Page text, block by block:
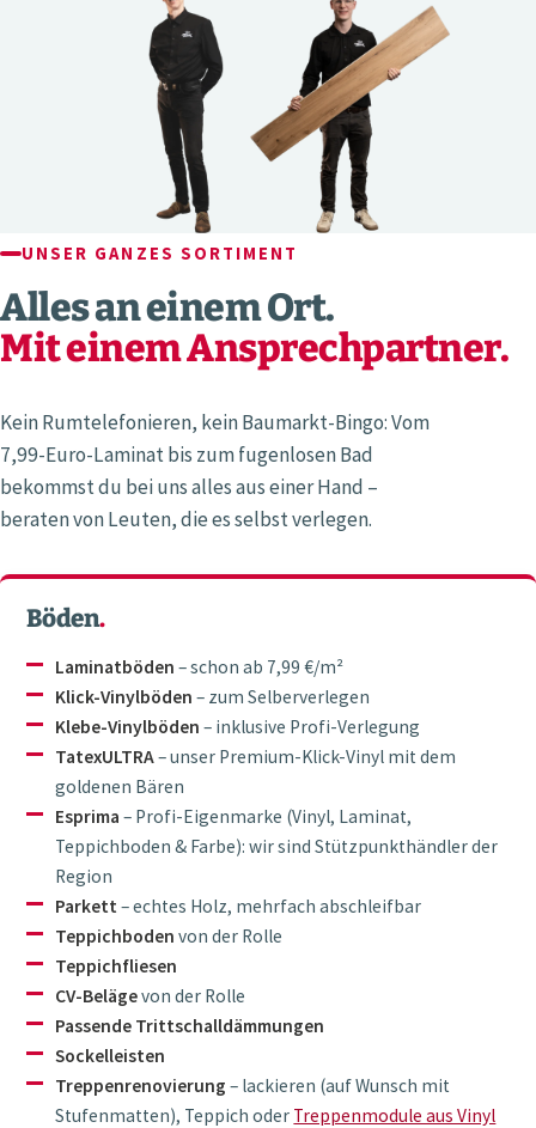
UNSER GANZES SORTIMENT
Alles an einem Ort.
Mit einem Ansprechpartner.
Kein Rumtelefonieren, kein Baumarkt-Bingo: Vom
7,99-Euro-Laminat bis zum fugenlosen Bad
bekommst du bei uns alles aus einer Hand –
beraten von Leuten, die es selbst verlegen.
Böden.
Laminatböden – schon ab 7,99 €/m²
Klick-Vinylböden – zum Selberverlegen
Klebe-Vinylböden – inklusive Profi-Verlegung
TatexULTRA– unser Premium-Klick-Vinyl mit dem
goldenen Bären
Esprima – Profi-Eigenmarke (Vinyl, Laminat,
Teppichboden & Farbe): wir sind Stützpunkthändler der
Region
Parkett – echtes Holz, mehrfach abschleifbar
Teppichboden von der Rolle
Teppichfliesen
CV-Belägevon der Rolle
Passende Trittschalldämmungen
Sockelleisten
Treppenrenovierung – lackieren (auf Wunsch mit
Stufenmatten), Teppich oder Treppenmodule aus Vinyl